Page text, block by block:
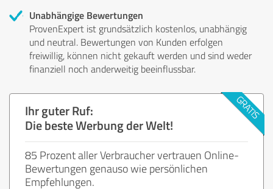
Unabhängige Bewertungen
ProvenExpert ist grundsätzlich kostenlos, unabhängig
und neutral. Bewertungen von Kunden erfolgen
freiwillig, können nicht gekauft werden und sind weder
finanziell noch anderweitig beeinflussbar.
Ihr guter Ruf:
Die beste Werbung der Welt!
85 Prozent aller Verbraucher vertrauen Online-
Bewertungen genauso wie persönlichen
Empfehlungen.